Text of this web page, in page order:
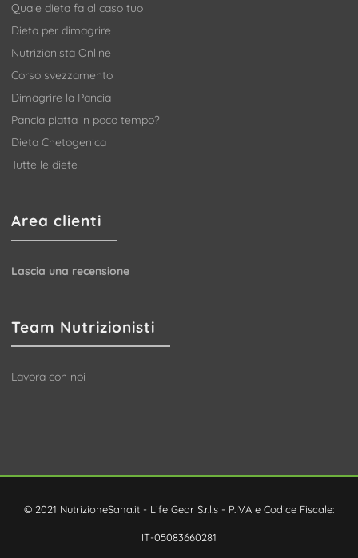
Quale dieta fa al caso tuo
Dieta per dimagrire
Nutrizionista Online
Corso svezzamento
Dimagrire la Pancia
Pancia piatta in poco tempo?
Dieta Chetogenica
Tutte le diete
Area clienti
Lascia una recensione
Team Nutrizionisti
Lavora con noi
© 2021 NutrizioneSana.it - Life Gear S.r.l.s - P.IVA e Codice Fiscale:
IT-05083660281